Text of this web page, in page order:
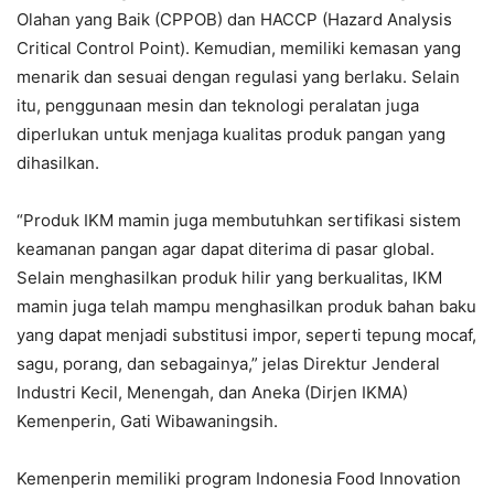
Olahan yang Baik (CPPOB) dan HACCP (Hazard Analysis
Critical Control Point). Kemudian, memiliki kemasan yang
menarik dan sesuai dengan regulasi yang berlaku. Selain
itu, penggunaan mesin dan teknologi peralatan juga
diperlukan untuk menjaga kualitas produk pangan yang
dihasilkan.
“Produk IKM mamin juga membutuhkan sertifikasi sistem
keamanan pangan agar dapat diterima di pasar global.
Selain menghasilkan produk hilir yang berkualitas, IKM
mamin juga telah mampu menghasilkan produk bahan baku
yang dapat menjadi substitusi impor, seperti tepung mocaf,
sagu, porang, dan sebagainya,” jelas Direktur Jenderal
Industri Kecil, Menengah, dan Aneka (Dirjen IKMA)
Kemenperin, Gati Wibawaningsih.
Kemenperin memiliki program Indonesia Food Innovation